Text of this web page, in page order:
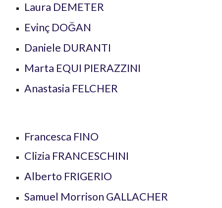
Laura DEMETER
Evinç DOĞAN
Daniele DURANTI
Marta EQUI PIERAZZINI
Anastasia FELCHER
Francesca FINO
Clizia FRANCESCHINI
Alberto FRIGERIO
Samuel Morrison GALLACHER